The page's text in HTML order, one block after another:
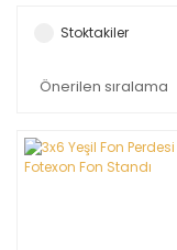
Stoktakiler